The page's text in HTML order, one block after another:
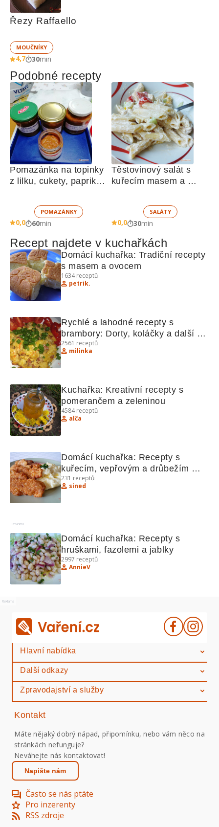
Řezy Raffaello
MOUČNÍKY
4,7 30min
Podobné recepty
Pomazánka na topinky
z lilku, cukety, paprik,
žampionů
POMAZÁNKY
0,0 60min
Těstovinový salát s
kuřecím masem a
SALÁTY
0,0 30min
Recept najdete v kuchařkách
Domácí kuchařka: Tradiční recepty
s masem a ovocem
1634receptů
petrik.
Rychlé a lahodné recepty s
brambory: Dorty, koláčky a další
lahůdky
2561 receptů
milinka
Kuchařka: Kreativní recepty s
pomerančem a zeleninou
4584receptů
alča
Domácí kuchařka: Recepty s
kuřecím, vepřovým a drůbežím
masem
231 receptů
sined
Reklama
Domácí kuchařka: Recepty s
hruškami, fazolemi a jablky
2997 receptů
AnnieV
Reklama
Hlavní nabídka
Další odkazy
Zpravodajství a služby
Kontakt
Máte nějaký dobrý nápad, připomínku, nebo vám něco na
stránkách nefunguje?
Neváhejte nás kontaktovat!
Napište nám
Často se nás ptáte
Pro inzerenty
RSS zdroje